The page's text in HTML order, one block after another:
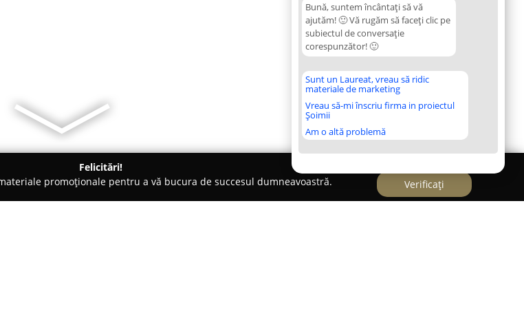
Bună, suntem încântați să vă
ajutăm! 🙂 Vă rugăm să faceți clic pe
subiectul de conversație
corespunzător! 🙂
Sunt un Laureat, vreau să ridic
materiale de marketing
Vreau să-mi înscriu firma in proiectul
Șoimii
Am o altă problemă
Felicitări!
promoționale pentru a vă bucura de succesul dumneavoastră.
Verificați